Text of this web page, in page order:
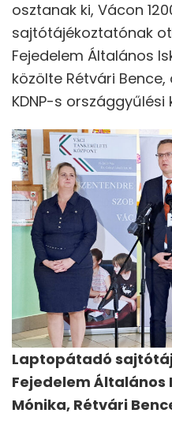
osztanak ki, Vácon
sajtótájékoztatónak
Fejedelem Általános
közölte Rétvári
KDNP-s országgyűlési
Laptopátadó
Fejedelem Általános
Mónika, Rétvári